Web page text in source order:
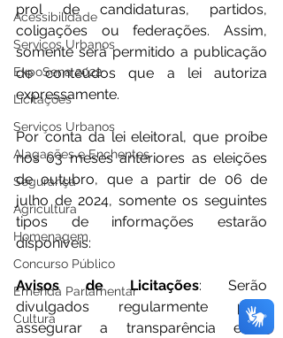
Acessibilidade
Serviços Urbanos
ExpoSena 2022
Licitações
Serviços Urbanos
Alagações e Enchentes
Segurança
Agricultura
Homenagem
Concurso Público
Emenda Parlamentar
Cultura
prol de candidaturas, partidos,
coligações ou federações. Assim,
somente será permitido a publicação
de conteúdos que a lei autoriza
expressamente.
Por conta da lei eleitoral, que proíbe
nos 03 meses anteriores as eleições
de outubro, que a partir de 06 de
julho de 2024, somente os seguintes
tipos de informações estarão
disponíveis:
Avisos de Licitações: Serão
divulgados regularmente para
assegurar a transparência e a